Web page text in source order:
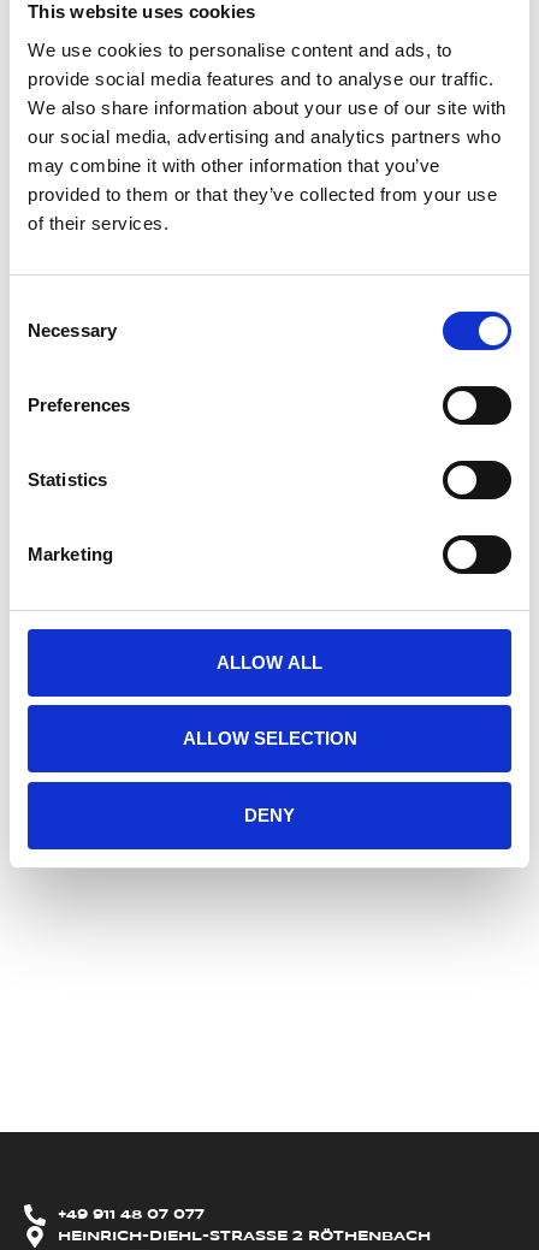
This website uses cookies
We use cookies to personalise content and ads, to
provide social media features and to analyse our traffic.
We also share information about your use of our site with
our social media, advertising and analytics partners who
may combine it with other information that you’ve
provided to them or that they’ve collected from your use
of their services.
Selection
Necessary
Preferences
Statistics
Marketing
ALLOW ALL
ALLOW SELECTION
DENY
Kategorie Riddell Helmkomponenten
Brand:RIDDELL
Größe
Left/Right
Ersatz-Kieferpolster für Riddell Axiom Helme,
Erhältlich in verschiedenen Stärken zur
individuellen Anpassung der Passform
der Druckpunkte an den Wangen
Nicht aufblasbares Design für
gleichbleibende Form und zuverlässige
zur Feinabstimmung der individuellen
Axiom-Passform des Sportlers
+49 911 48 07 077
HEINRICH-DIEHL-STRASSE 2 RÖTHENBACH